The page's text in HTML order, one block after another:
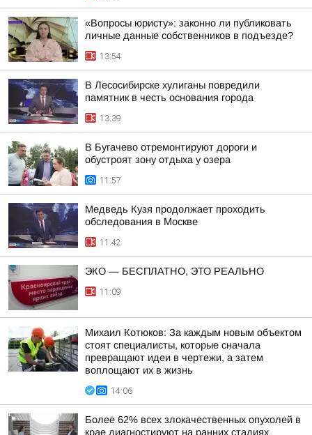
«Вопросы юристу»: законно ли публиковать
личные данные собственников в подъезде?
13:54
В Лесосибирске хулиганы повредили
памятник в честь основания города
13:39
В Бугачево отремонтируют дороги и
обустроят зону отдыха у озера
11:57
Медведь Кузя продолжает проходить
обследования в Москве
11:42
ЭКО — БЕСПЛАТНО, ЭТО РЕАЛЬНО
11:09
Михаил Котюков: За каждым новым объектом
стоят специалисты, которые сначала
превращают идеи в чертежи, а затем
воплощают их в жизнь
14:06
Более 62% всех злокачественных опухолей в
крае диагностируют на ранних стадиях